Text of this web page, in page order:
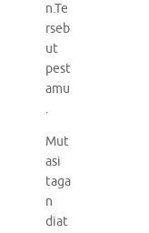
n.Te
rseb
ut
pest
amu
.
Mut
asi
taga
n
diat